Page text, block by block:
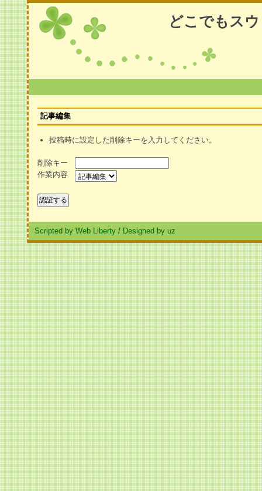
どこでもス
記事編集
投稿時に設定した削除キーを入力してください。
削除キー
作業内容
Scripted by Web Liberty / Designed by uz